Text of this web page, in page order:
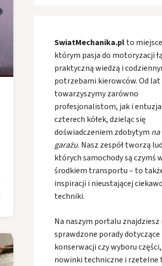
SwiatMechanika.plto
którym pasja do motoryzacji
praktyczną wiedzą i
potrzebami kierowców. Od lat
towarzyszymy zarówno
profesjonalistom, jak i
czterech kółek, dzieląc się
doświadczeniem zdobytym
garażu. Nasz zespół tworzą
których samochody są czymś
środkiem transportu – to
inspiracji i nieustającej
techniki.
Na naszym portalu
sprawdzone porady dotyczące
konserwacji czy wyboru
nowinki techniczne i rzetelne